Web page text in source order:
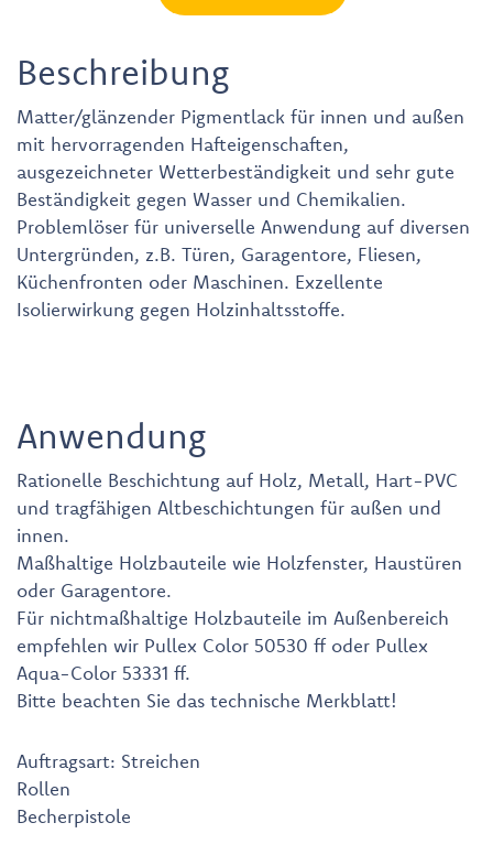
Beschreibung
Matter/glänzender Pigmentlack für innen und außen
mit hervorragenden Hafteigenschaften,
ausgezeichneter Wetterbeständigkeit und sehr gute
Beständigkeit gegen Wasser und Chemikalien.
Problemlöser für universelle Anwendung auf diversen
Untergründen, z.B. Türen, Garagentore, Fliesen,
Küchenfronten oder Maschinen. Exzellente
Isolierwirkung gegen Holzinhaltsstoffe.
Anwendung
Rationelle Beschichtung auf Holz, Metall, Hart-PVC
und tragfähigen Altbeschichtungen für außen und
innen.
Maßhaltige Holzbauteile wie Holzfenster, Haustüren
oder Garagentore.
Für nichtmaßhaltige Holzbauteile im Außenbereich
empfehlen wir Pullex Color 50530 ff oder Pullex
Aqua-Color 53331 ff.
Bitte beachten Sie das technische Merkblatt!
Auftragsart: Streichen
Rollen
Becherpistole